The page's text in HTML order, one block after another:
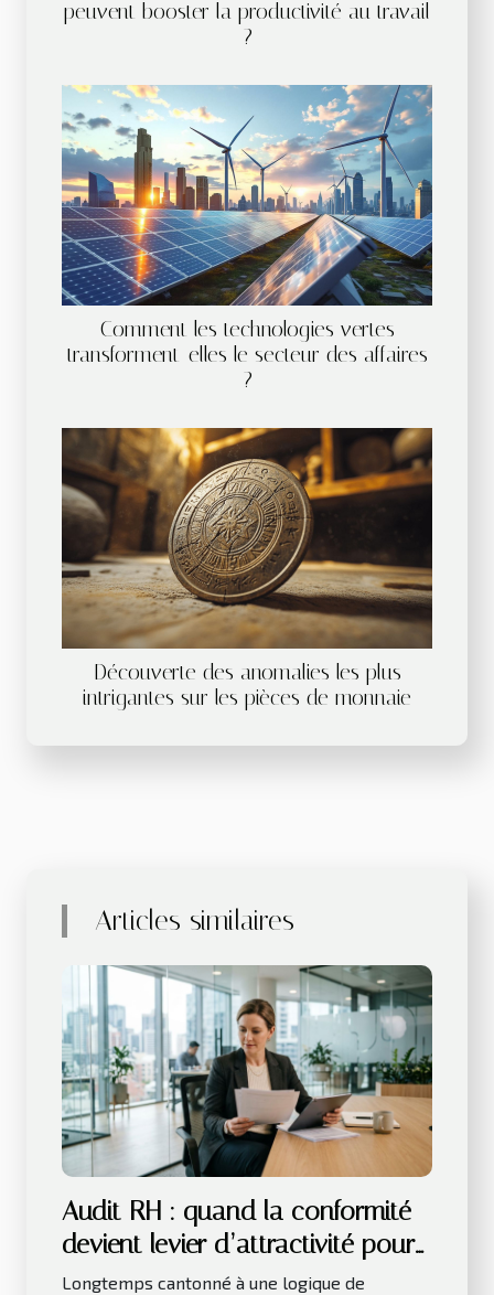
peuvent booster la productivité au travail
?
Comment les technologies vertes
transforment-elles le secteur des affaires
?
Découverte des anomalies les plus
intrigantes sur les pièces de monnaie
Articles similaires
Audit RH : quand la conformité
devient levier d’attractivité pour
les talents
Longtemps cantonné à une logique de